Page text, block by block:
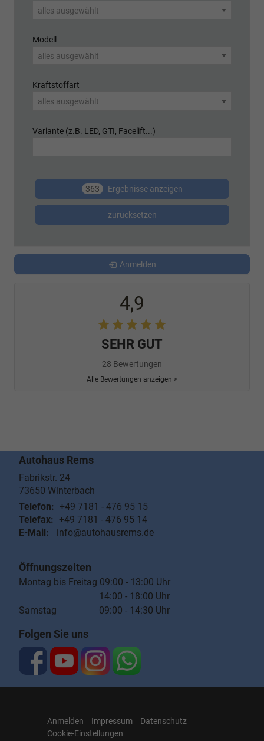
alles ausgewählt
Modell
alles ausgewählt
Kraftstoffart
alles ausgewählt
Variante (z.B. LED, GTI, Facelift...)
363 Ergebnisse anzeigen
zurücksetzen
Anmelden
4,9
SEHR GUT
28 Bewertungen
Alle Bewertungen anzeigen >
Autohaus Rems
Fabrikstr. 24
73650 Winterbach
Telefon: +49 7181 - 476 95 15
Telefax: +49 7181 - 476 95 14
E-Mail:
info@autohausrems.de
Öffnungszeiten
Montag bis Freitag 09:00 - 13:00 Uhr
14:00 - 18:00 Uhr
Samstag 09:00 - 14:30 Uhr
Folgen Sie uns
Anmelden Impressum
Datenschutz
Cookie-Einstellungen